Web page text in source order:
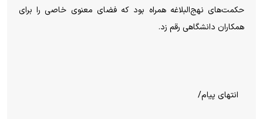
حکمت‌های نهج‌البلاغه همراه بود که فضای معنوی خاصی را برای
همکاران دانشگاهی رقم زد.
انتهای پیام/